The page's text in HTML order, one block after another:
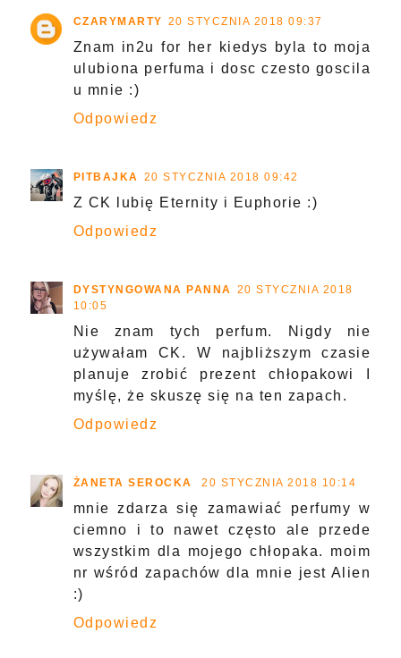
CZARYMARTY 20 STYCZNIA 2018 09:37
Znam in2u for her kiedys byla to moja
ulubiona perfuma i dosc czesto goscila
u mnie :)
Odpowiedz
PITBAJKA 20 STYCZNIA 2018 09:42
Z CK lubię Eternity i Euphorie :)
Odpowiedz
DYSTYNGOWANA PANNA
20 STYCZNIA 2018
10:05
Nie znam tych perfum. Nigdy nie
używałam CK. W najbliższym czasie
planuje zrobić prezent chłopakowi I
myślę, że skuszę się na ten zapach.
Odpowiedz
ŻANETA SEROCKA 20 STYCZNIA 2018 10:14
mnie zdarza się zamawiać perfumy w
ciemno i to nawet często ale przede
wszystkim dla mojego chłopaka. moim
nr wśród zapachów dla mnie jest Alien
:)
Odpowiedz